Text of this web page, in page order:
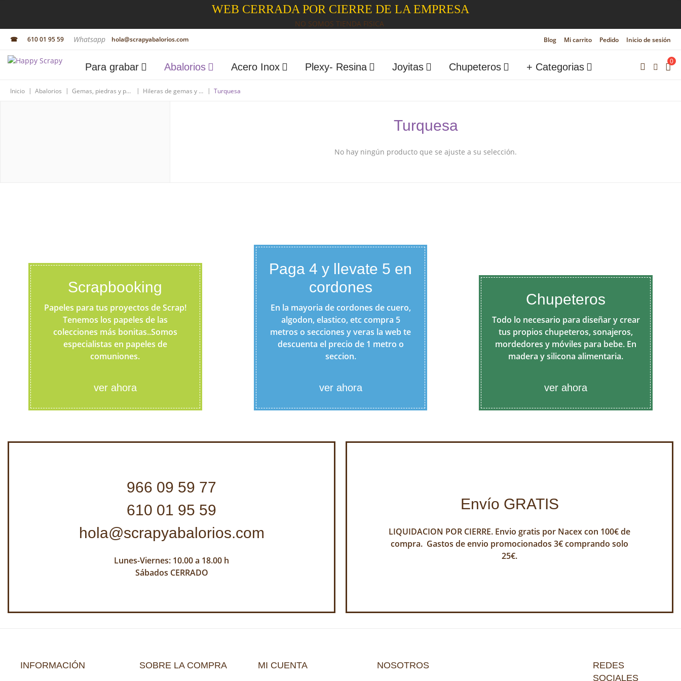
WEB CERRADA POR CIERRE DE LA EMPRESA
NO SOMOS TIENDA FISICA
☎ 610 01 95 59 Whatsapp hola@scrapyabalorios.com Blog Mi carrito Pedido Inicio de sesión
Para grabar Abalorios Acero Inox Plexy- Resina Joyitas Chupeteros + Categorias
0
Inicio | Abalorios | Gemas, piedras y perlas | Hileras de gemas y piedras | Turquesa
Turquesa
No hay ningún producto que se ajuste a su selección.
Scrapbooking
Papeles para tus proyectos de Scrap!
Tenemos los papeles de las
colecciones más bonitas..Somos
especialistas en papeles de
comuniones.
ver ahora
Paga 4 y llevate 5 en
cordones
En la mayoria de cordones de cuero,
algodon, elastico, etc compra 5
metros o secciones y veras la web te
descuenta el precio de 1 metro o
seccion.
ver ahora
Chupeteros
Todo lo necesario para diseñar y crear
tus propios chupeteros, sonajeros,
mordedores y móviles para bebe. En
madera y silicona alimentaria.
ver ahora
966 09 59 77
610 01 95 59
hola@scrapyabalorios.com
Lunes-Viernes: 10.00 a 18.00 h
Sábados CERRADO
Envío GRATIS
LIQUIDACION POR CIERRE. Envio gratis por Nacex con 100€ de
compra. Gastos de envio promocionados 3€ comprando solo
25€.
REDES
SOCIALES
INFORMACIÓN SOBRE LA COMPRA MI CUENTA NOSOTROS